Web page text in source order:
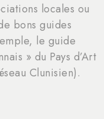
locales ou
bons guides
le guide
» du Pays d’Art
Clunisien).